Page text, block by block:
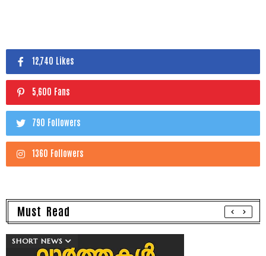
12,740 Likes
5,600 Fans
790 Followers
1360 Followers
Must Read
SHORT NEWS